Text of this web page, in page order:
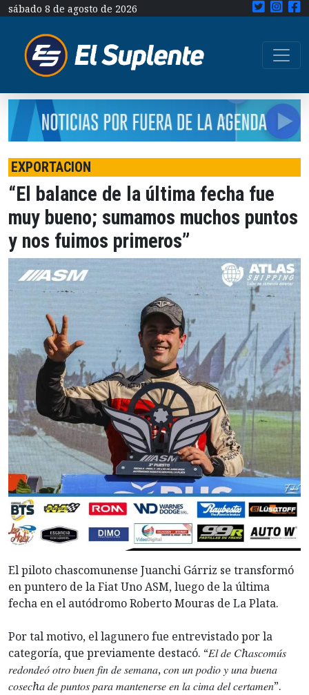
sábado 8 de agosto de 2026
EXPORTACION
“El balance de la última fecha fue
muy bueno; sumamos muchos puntos
y nos fuimos primeros”
El piloto chascomunense Juanchi Gárriz se transformó
en puntero de la Fiat Uno ASM, luego de la última
fecha en el autódromo Roberto Mouras de La Plata.
Por tal motivo, el lagunero fue entrevistado por la
categoría, que previamente destacó. “𝐸𝑙 𝑑𝑒 𝐶ℎ𝑎𝑠𝑐𝑜𝑚𝑢́𝑠
𝑟𝑒𝑑𝑜𝑛𝑑𝑒𝑜́ 𝑜𝑡𝑟𝑜 𝑏𝑢𝑒𝑛 𝑓𝑖𝑛 𝑑𝑒 𝑠𝑒𝑚𝑎𝑛𝑎, 𝑐𝑜𝑛 𝑢𝑛 𝑝𝑜𝑑𝑖𝑜 𝑦 𝑢𝑛𝑎 𝑏𝑢𝑒𝑛𝑎
𝑐𝑜𝑠𝑒𝑐ℎ𝑎 𝑑𝑒 𝑝𝑢𝑛𝑡𝑜𝑠 𝑝𝑎𝑟𝑎 𝑚𝑎𝑛𝑡𝑒𝑛𝑒𝑟𝑠𝑒 𝑒𝑛 𝑙𝑎 𝑐𝑖𝑚𝑎 𝑑𝑒𝑙 𝑐𝑒𝑟𝑡𝑎𝑚𝑒𝑛”.